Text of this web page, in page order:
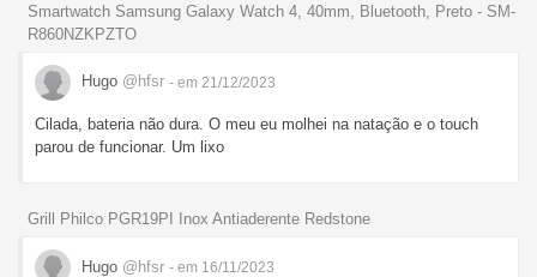
Smartwatch Samsung Galaxy Watch 4, 40mm, Bluetooth, Preto - SM-
R860NZKPZTO
Hugo @hfsr - em 21/12/2023
Cilada, bateria não dura. O meu eu molhei na natação e o touch
parou de funcionar. Um lixo
Grill Philco PGR19PI Inox Antiaderente Redstone
Hugo @hfsr - em 16/11/2023